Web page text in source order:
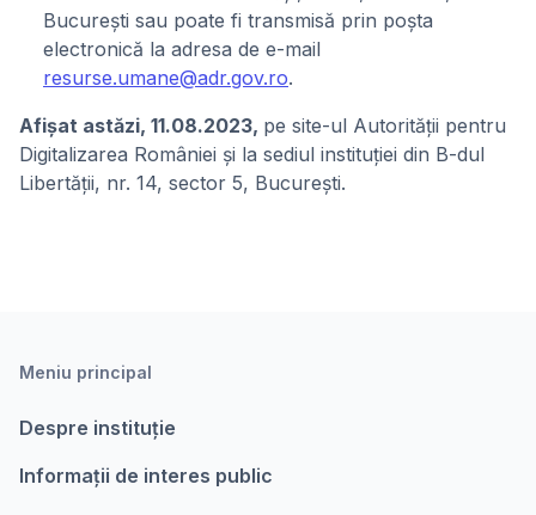
București sau poate fi transmisă prin poșta
electronică la adresa de e-mail
resurse.umane@adr.gov.ro.
Afişat astăzi, 11.08.2023, pe site-ul Autorității pentru
Digitalizarea României și la sediul instituției din B-dul
Libertății, nr. 14, sector 5, București.
Meniu principal
Despre instituție
Informații de interes public